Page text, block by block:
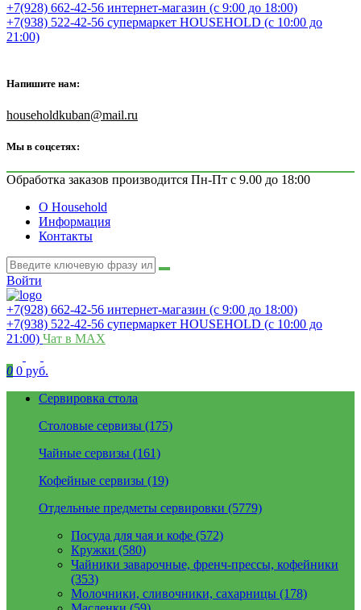
+7(928) 662-42-56 интернет-магазин (с 9:00 до 18:00)
+7(938) 522-42-56 супермаркет HOUSEHOLD (с 10:00 до
21:00)
Напишите нам:
householdkuban@mail.ru
Мы в соцсетях:
Обработка заказов производится Пн-Пт с 9.00 до 18:00
О Household
Информация
Контакты
Войти
+7(928) 662-42-56 интернет-магазин (с 9:00 до 18:00)
+7(938) 522-42-56 супермаркет HOUSEHOLD (с 10:00 до
21:00) Чат в MAX
0 0 руб.
Сервировка стола
Столовые сервизы (175)
Чайные сервизы (161)
Кофейные сервизы (19)
Отдельные предметы сервировки (5779)
Посуда для чая и кофе (572)
Кружки (580)
Чайники заварочные, френч-прессы, кофейники
(353)
Молочники, сливочники, сахарницы (178)